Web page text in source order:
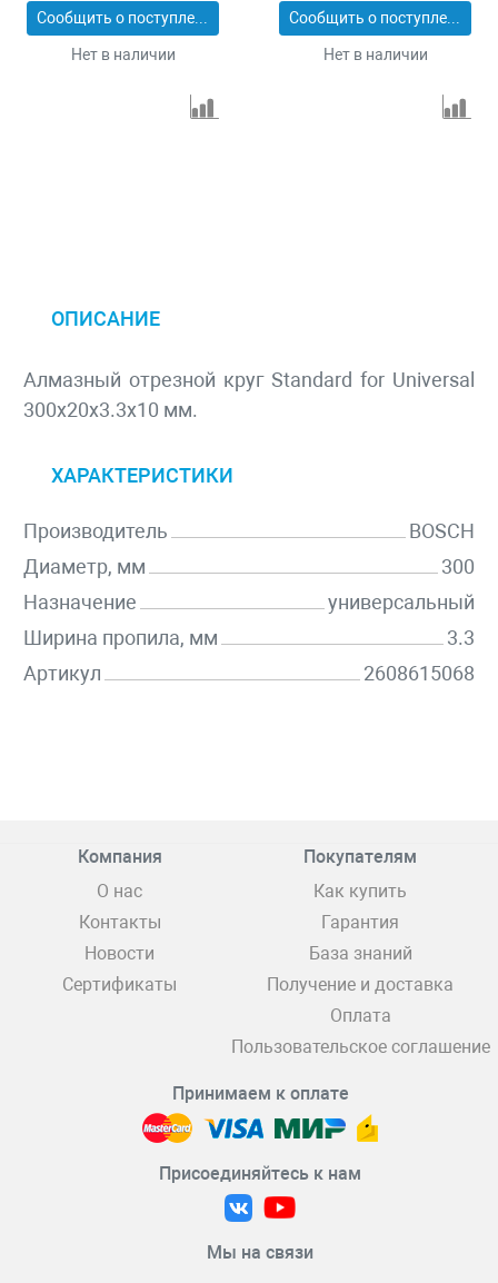
Сообщить о поступлении
Нет в наличии
Сообщить о поступлении
Нет в наличии
ОПИСАНИЕ
Алмазный отрезной круг Standard for Universal
300x20x3.3x10 мм.
ХАРАКТЕРИСТИКИ
Производитель
BOSCH
Диаметр, мм
300
Назначение
универсальный
Ширина пропила, мм
3.3
Артикул
2608615068
Компания
О нас
Контакты
Новости
Сертификаты
Покупателям
Как купить
Гарантия
База знаний
Получение и доставка
Оплата
Пользовательское соглашение
Принимаем к оплате
Присоединяйтесь к нам
Мы на связи